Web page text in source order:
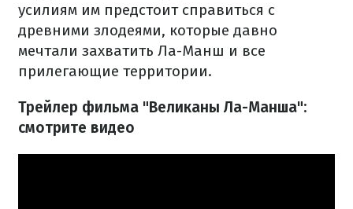
усилиям им предстоит справиться с
древними злодеями, которые давно
мечтали захватить Ла-Манш и все
прилегающие территории.
Трейлер фильма "Великаны Ла-Манша":
смотрите видео